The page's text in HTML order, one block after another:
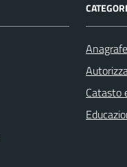
Catasto